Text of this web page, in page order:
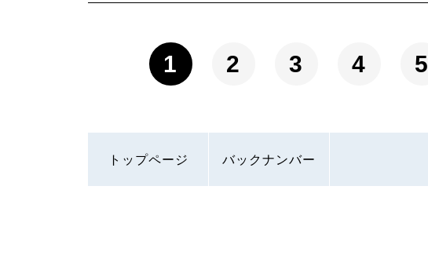
1 2 3 4 5
トップページ バックナンバー